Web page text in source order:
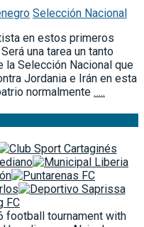
Selección Nacional
en estos primeros
una tarea un tanto
Selección Nacional que
Jordania e Irán en esta
normalmente …..